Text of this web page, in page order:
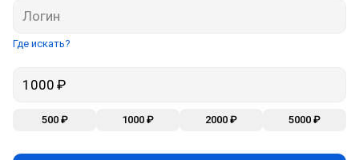
Где искать?
500 ₽ 1000 ₽ 2000 ₽ 5000 ₽